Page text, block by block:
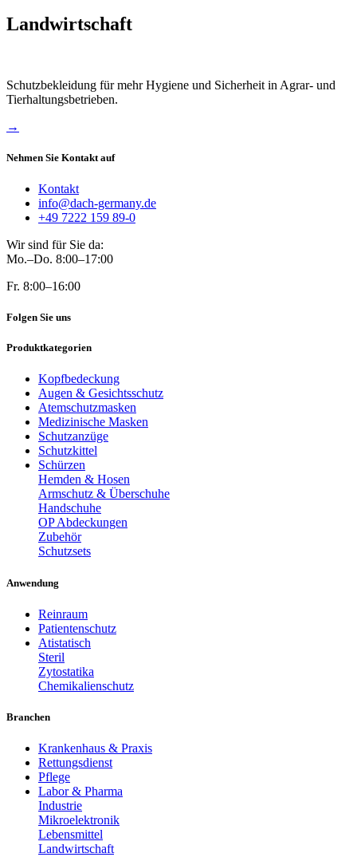
Landwirtschaft
Schutzbekleidung für mehr Hygiene und Sicherheit in Agrar- und
Tierhaltungsbetrieben.
→
Nehmen Sie Kontakt auf
Kontakt
info@dach-germany.de
+49 7222 159 89-0
Wir sind für Sie da:
Mo.–Do. 8:00–17:00
Fr. 8:00–16:00
Folgen Sie uns
Produktkategorien
Kopfbedeckung
Augen & Gesichtsschutz
Atemschutzmasken
Medizinische Masken
Schutzanzüge
Schutzkittel
Schürzen
Hemden & Hosen
Armschutz & Überschuhe
Handschuhe
OP Abdeckungen
Zubehör
Schutzsets
Anwendung
Reinraum
Patientenschutz
Atistatisch
Steril
Zytostatika
Chemikalienschutz
Branchen
Krankenhaus & Praxis
Rettungsdienst
Pflege
Labor & Pharma
Industrie
Mikroelektronik
Lebensmittel
Landwirtschaft